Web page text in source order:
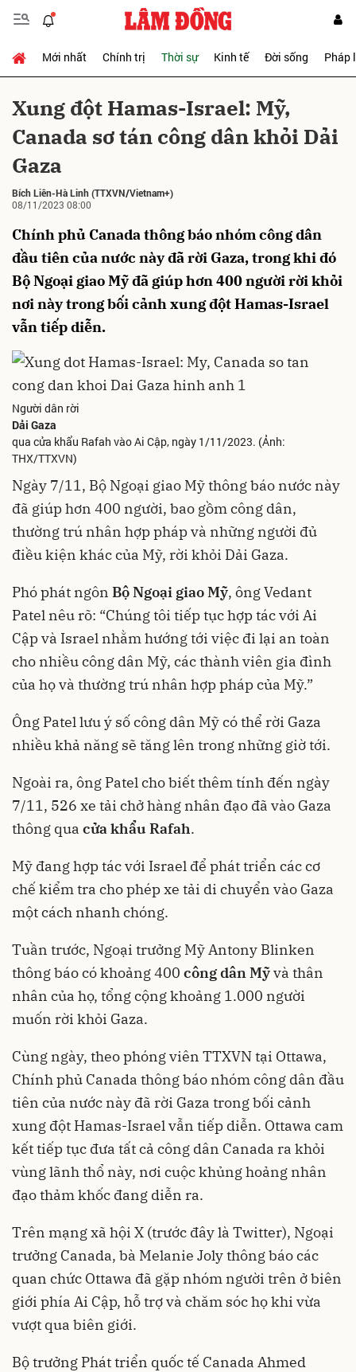
Mới nhất Chính trị Thời sự Kinh tế Đời sống Pháp
Xung đột Hamas-Israel: Mỹ,
Canada sơ tán công dân khỏi Dải
Gaza
Bích Liên-Hà Linh(TTXVN/Vietnam+)
08/11/2023 08:00
Chính phủ Canada thông báo nhóm công dân
đầu tiên của nước này đã rời Gaza, trong khi đó
Bộ Ngoại giao Mỹ đã giúp hơn 400 người rời khỏi
nơi này trong bối cảnh xung đột Hamas-Israel
vẫn tiếp diễn.
Người dân rời
Dải Gaza
qua cửa khẩu Rafah vào Ai Cập, ngày 1/11/2023. (Ảnh:
THX/TTXVN)
Ngày 7/11, Bộ Ngoại giao Mỹ thông báo nước này
đã giúp hơn 400 người, bao gồm công dân,
thường trú nhân hợp pháp và những người đủ
điều kiện khác của Mỹ, rời khỏi Dải Gaza.
Phó phát ngôn Bộ Ngoại giao Mỹ, ông Vedant
Patel nêu rõ: “Chúng tôi tiếp tục hợp tác với Ai
Cập và Israel nhằm hướng tới việc đi lại an toàn
cho nhiều công dân Mỹ, các thành viên gia đình
của họ và thường trú nhân hợp pháp của Mỹ.”
Ông Patel lưu ý số công dân Mỹ có thể rời Gaza
nhiều khả năng sẽ tăng lên trong những giờ tới.
Ngoài ra, ông Patel cho biết thêm tính đến ngày
7/11, 526 xe tải chở hàng nhân đạo đã vào Gaza
thông qua cửa khẩu Rafah.
Mỹ đang hợp tác với Israel để phát triển các cơ
chế kiểm tra cho phép xe tải di chuyển vào Gaza
một cách nhanh chóng.
Tuần trước, Ngoại trưởng Mỹ Antony Blinken
thông báo có khoảng 400 công dân Mỹvà thân
nhân của họ, tổng cộng khoảng 1.000 người
muốn rời khỏi Gaza.
Cùng ngày, theo phóng viên TTXVN tại Ottawa,
Chính phủ Canada thông báo nhóm công dân đầu
tiên của nước này đã rời Gaza trong bối cảnh
xung đột Hamas-Israel vẫn tiếp diễn. Ottawa cam
kết tiếp tục đưa tất cả công dân Canada ra khỏi
vùng lãnh thổ này, nơi cuộc khủng hoảng nhân
đạo thảm khốc đang diễn ra.
Trên mạng xã hội X (trước đây là Twitter), Ngoại
trưởng Canada, bà Melanie Joly thông báo các
quan chức Ottawa đã gặp nhóm người trên ở biên
giới phía Ai Cập, hỗ trợ và chăm sóc họ khi vừa
vượt qua biên giới.
Bộ trưởng Phát triển quốc tế Canada Ahmed
Gửi bình luận
Hủy Gửi